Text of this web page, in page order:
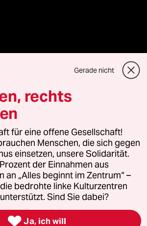
Vertriebs GmbH
Bei rechtlichen Fragen oder für Genehmigungen
lizenzen@taz.de
Kommune-Richtlinien
Datenschutz Impressum AGB
widerrufen (Ads)
Gerade nicht
rechts
für eine offene Gesellschaft!
Menschen, die sich gegen
einsetzen, unsere Solidarität.
der Einnahmen aus
an „Alles beginnt im Zentrum“ –
bedrohte linke Kulturzentren
Sind Sie dabei?
 Ja, ich will